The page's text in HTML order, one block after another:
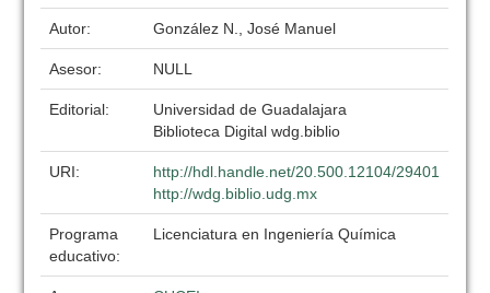
Autor: González N., José Manuel
Asesor: NULL
Editorial:
Universidad de Guadalajara
Biblioteca Digital wdg.biblio
URI:
http://hdl.handle.net/20.500.12104/29401
http://wdg.biblio.udg.mx
Programa
educativo:
Licenciatura en Ingeniería Química